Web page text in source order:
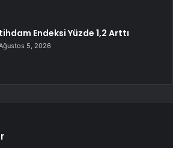
Endeksi Yüzde 1,2 Arttı
5, 2026